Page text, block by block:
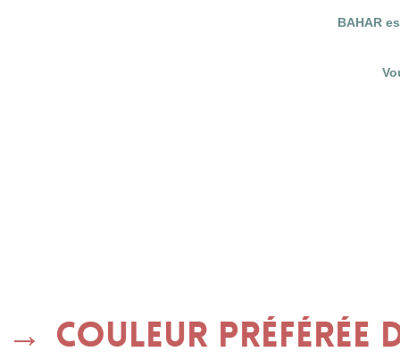
BAHAR
Couleur préférée